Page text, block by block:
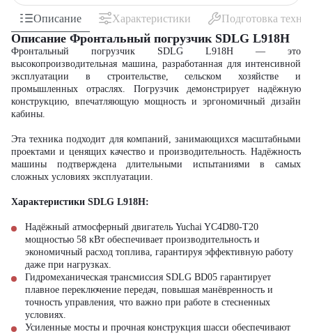
Описание Характеристики Подготовка
Описание Фронтальный погрузчик SDLG L918H
Фронтальный погрузчик SDLG L918H — это
высокопроизводительная машина, разработанная для интенсивной
эксплуатации в строительстве, сельском хозяйстве и
промышленных отраслях. Погрузчик демонстрирует надёжную
конструкцию, впечатляющую мощность и эргономичный дизайн
кабины.
Эта техника подходит для компаний, занимающихся масштабными
проектами и ценящих качество и производительность. Надёжность
машины подтверждена длительными испытаниями в самых
сложных условиях эксплуатации.
Характеристики SDLG L918H:
Надёжный атмосферный двигатель Yuchai YC4D80-T20
мощностью 58 кВт обеспечивает производительность и
экономичный расход топлива, гарантируя эффективную работу
даже при нагрузках.
Гидромеханическая трансмиссия SDLG BD05 гарантирует
плавное переключение передач, повышая манёвренность и
точность управления, что важно при работе в стесненных
условиях.
Усиленные мосты и прочная конструкция шасси обеспечивают